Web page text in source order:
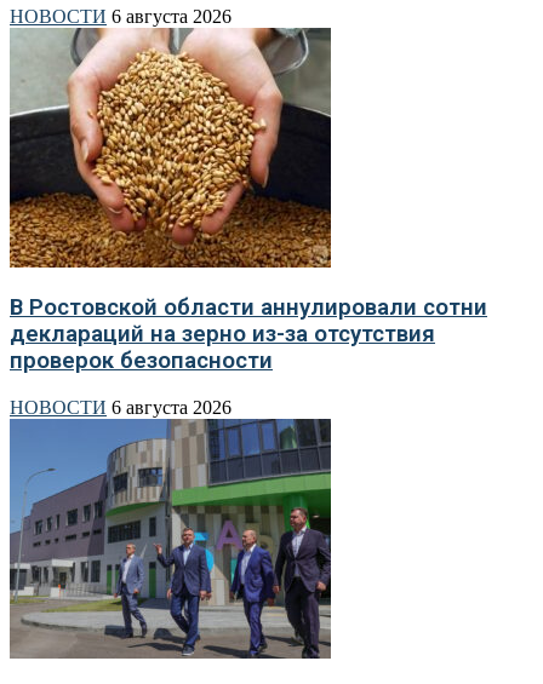
НОВОСТИ 6 августа 2026
В Ростовской области аннулировали сотни
деклараций на зерно из-за отсутствия
проверок безопасности
НОВОСТИ 6 августа 2026